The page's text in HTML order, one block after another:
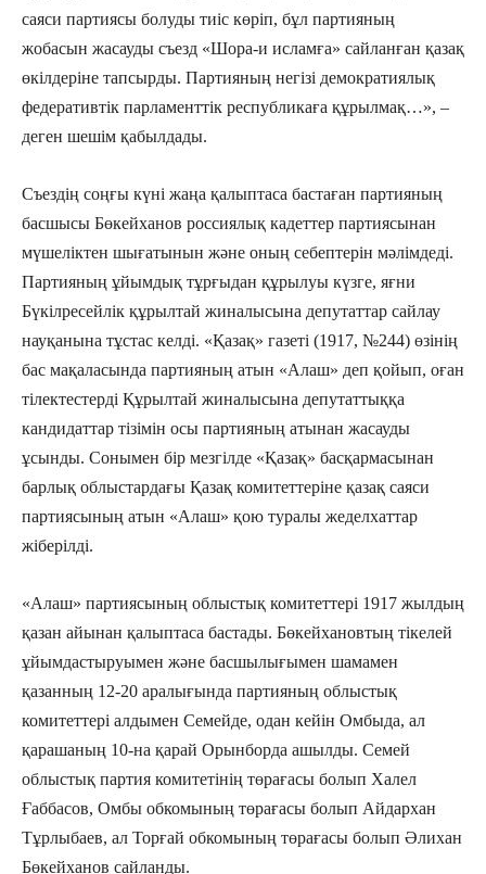
саяси партиясы болуды тиіс көріп, бұл партияның
жобасын жасауды съезд «Шора-и исламға» сайланған қазақ
өкілдеріне тапсырды. Партияның негізі демократиялық
федеративтік парламенттік республикаға құрылмақ…», –
деген шешім қабылдады.
Съездің соңғы күні жаңа қалыптаса бастаған партияның
басшысы Бөкейханов россиялық кадеттер партиясынан
мүшеліктен шығатынын және оның себептерін мәлімдеді.
Партияның ұйымдық тұрғыдан құрылуы күзге, яғни
Бүкілресейлік құрылтай жиналысына депутаттар сайлау
науқанына тұстас келді. «Қазақ» газеті (1917, №244) өзінің
бас мақаласында партияның атын «Алаш» деп қойып, оған
тілектестерді Құрылтай жиналысына депутаттыққа
кандидаттар тізімін осы партияның атынан жасауды
ұсынды. Сонымен бір мезгілде «Қазақ» басқармасынан
барлық облыстардағы Қазақ комитеттеріне қазақ саяси
партиясының атын «Алаш» қою туралы жеделхаттар
жіберілді.
«Алаш» партиясының облыстық комитеттері 1917 жылдың
қазан айынан қалыптаса бастады. Бөкейхановтың тікелей
ұйымдастыруымен және басшылығымен шамамен
қазанның 12-20 аралығында партияның облыстық
комитеттері алдымен Семейде, одан кейін Омбыда, ал
қарашаның 10-на қарай Орынборда ашылды. Семей
облыстық партия комитетінің төрағасы болып Халел
Ғаббасов, Омбы обкомының төрағасы болып Айдархан
Тұрлыбаев, ал Торғай обкомының төрағасы болып Әлихан
Бөкейханов сайланды.